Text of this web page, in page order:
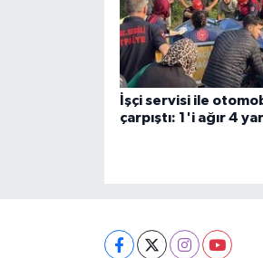
İşçi servisi ile
çarpıştı: 1'i ağır 4